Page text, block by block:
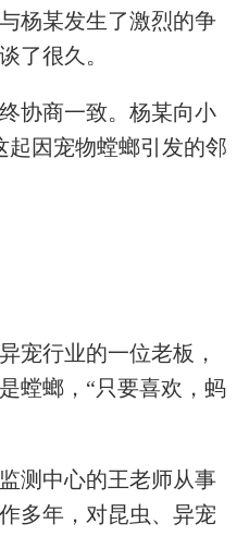
杨某发生了激烈的争
了很久。
协商一致。杨某向小
起因宠物螳螂引发的邻
宠行业的一位老板，
螳螂，“只要喜欢，蚂
测中心的王老师从事
多年，对昆虫、异宠